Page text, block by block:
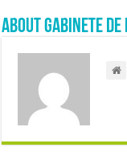
About Gabinete de